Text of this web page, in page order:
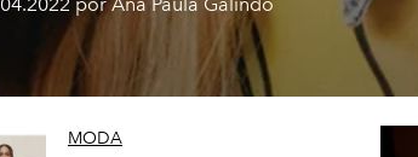
MODA